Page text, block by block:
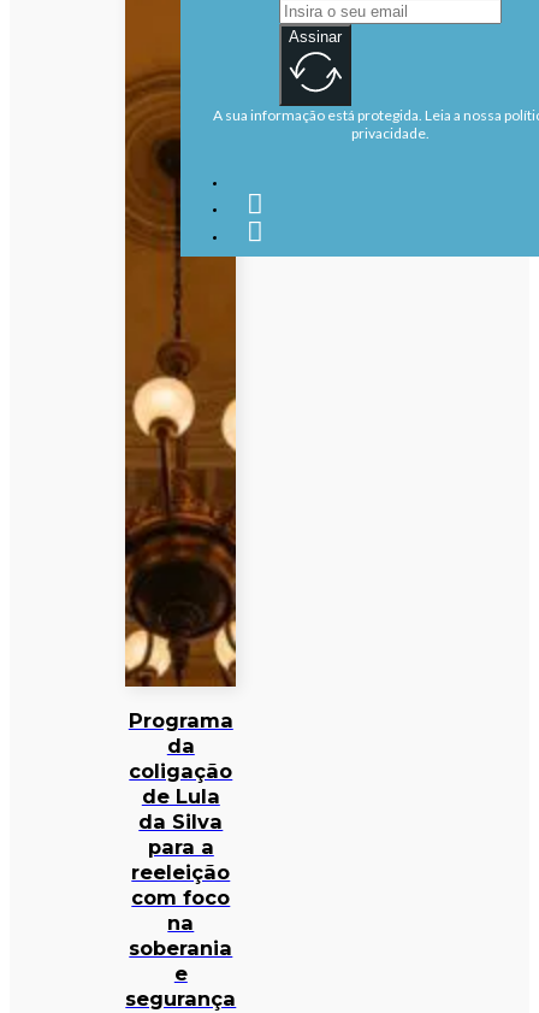
Programa
da
coligação
de Lula
da Silva
para a
reeleição
com foco
na
soberania
e
segurança
Assinar
A sua informação está protegida. Leia a nossa
privacidade.